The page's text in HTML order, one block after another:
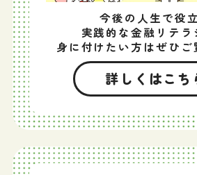
今後の人生で役
実践的な金融リテラ
身に付けたい方はぜひご
詳しくはこち